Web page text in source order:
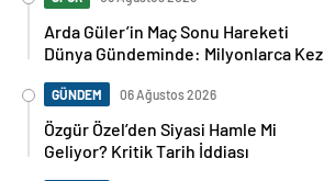
Arda Güler’in Maç Sonu Hareketi
Dünya Gündeminde: Milyonlarca Kez
GÜNDEM 06 Ağustos 2026
Özgür Özel’den Siyasi Hamle Mi
Geliyor? Kritik Tarih İddiası